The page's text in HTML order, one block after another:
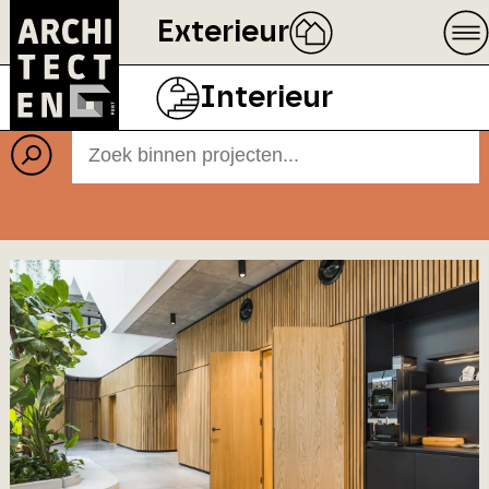
Exterieur
Interieur
Projecten
BEELD ECOPHON